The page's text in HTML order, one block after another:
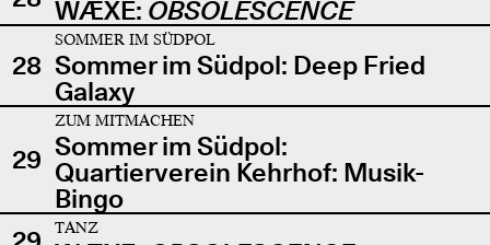
WÆXE: OBSOLESCENCE
28
SOMMER IM SÜDPOL
Sommer im Südpol: Deep Fried
Galaxy
29
ZUM MITMACHEN
Sommer im Südpol:
Quartierverein Kehrhof: Musik-
Bingo
TANZ